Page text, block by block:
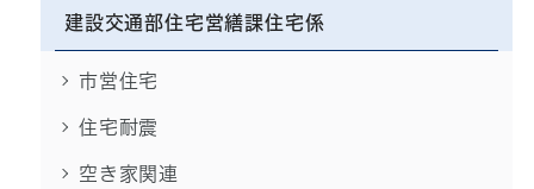
建設交通部住宅営繕課住宅係
市営住宅
住宅耐震
空き家関連